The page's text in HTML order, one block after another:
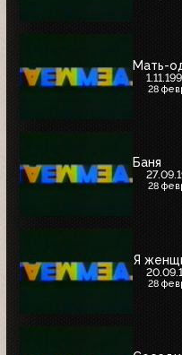
Мать-
28
Баня
28
Я
28